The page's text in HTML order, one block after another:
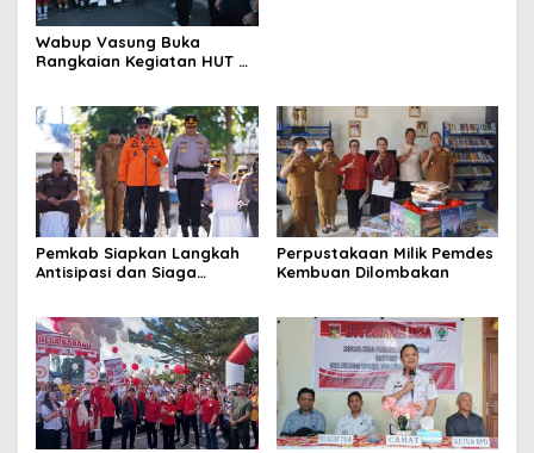
Wabup Vasung Buka
Rangkaian Kegiatan HUT RI
Pemkab Siapkan Langkah
Antisipasi dan Siaga
Perpustakaan Milik Pemdes
Kembuan Dilombakan